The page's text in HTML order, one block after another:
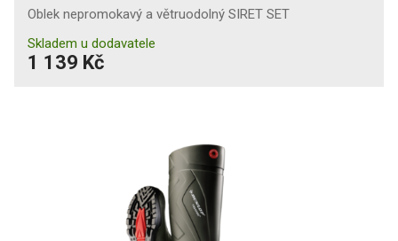
Oblek nepromokavý a větruodolný SIRET SET
Skladem u dodavatele
1 139 Kč